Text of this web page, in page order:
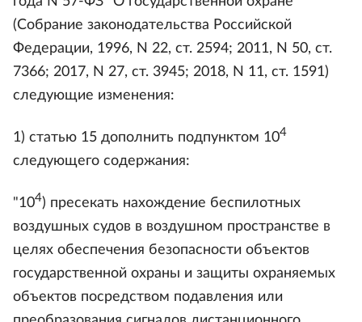
(Собрание законодательства Российской
Федерации, 1996, N 22, ст. 2594; 2011, N 50, ст.
7366; 2017, N 27, ст. 3945; 2018, N 11, ст. 1591)
следующие изменения:
1) статью 15 дополнить подпунктом 104
следующего содержания:
"104) пресекать нахождение беспилотных
воздушных судов в воздушном пространстве в
целях обеспечения безопасности объектов
государственной охраны и защиты охраняемых
объектов посредством подавления или